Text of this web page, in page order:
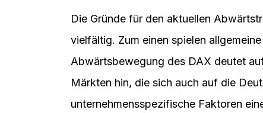
Die Gründe für den aktuellen
vielfältig. Zum einen spielen
Abwärtsbewegung des DAX deutet
Märkten hin, die sich auch auf die
unternehmensspezifische Faktoren